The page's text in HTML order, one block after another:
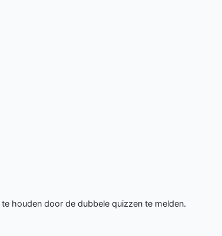
houden door de dubbele quizzen te melden.